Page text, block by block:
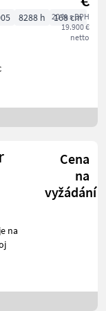
20 % s DPH
19.900 €
netto
8288 h 168 cm
Cena
na
vyžádání